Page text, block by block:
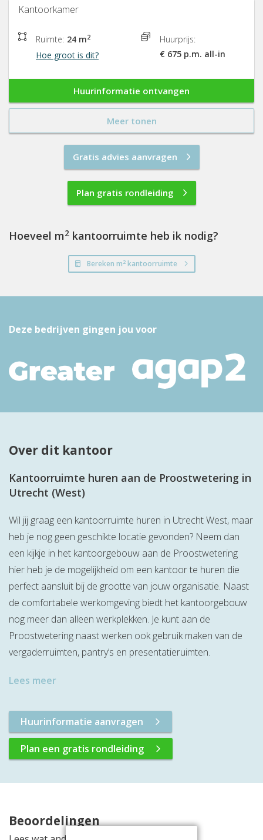
Kantoorkamer
Ruimte: 24 m2
Hoe groot is dit?
Huurprijs:
€ 675 p.m. all-in
Huurinformatie ontvangen
Meer tonen
Gratis advies aanvragen
Plan gratis rondleiding
Hoeveel m2 kantoorruimte heb ik nodig?
Bereken m2kantoorruimte
Deze bedrijven gingen jou voor
Over dit kantoor
Kantoorruimte huren aan de Proostwetering in
Utrecht (West)
Wil jij graag een kantoorruimte huren in Utrecht West, maar
heb je nog geen geschikte locatie gevonden? Neem dan
een kijkje in het kantoorgebouw aan de Proostwetering
hier heb je de mogelijkheid om een kantoor te huren die
perfect aansluit bij de grootte van jouw organisatie. Naast
de comfortabele werkomgeving biedt het kantoorgebouw
nog meer dan alleen werkplekken. Je kunt aan de
Proostwetering naast werken ook gebruik maken van de
vergaderruimten, pantry’s en presentatieruimten.
Lees meer
Huurinformatie aanvragen
Plan een gratis rondleiding
Beoordelingen